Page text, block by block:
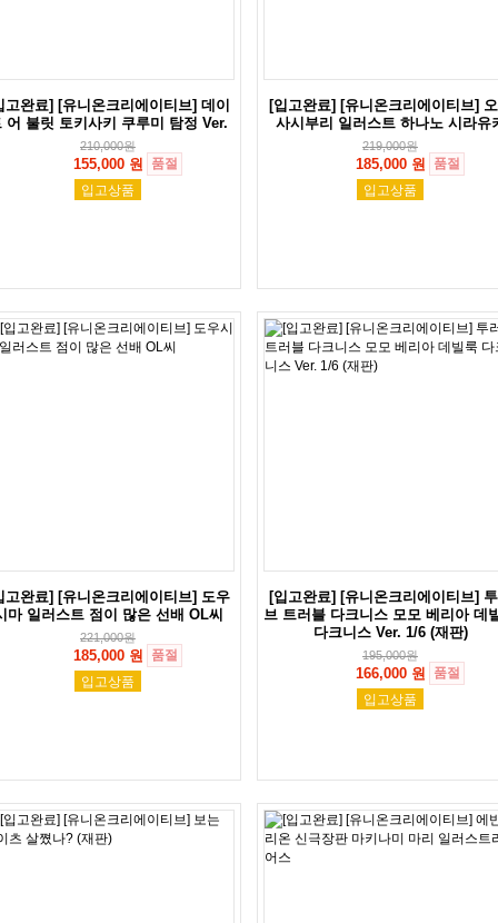
고완료] [유니온크리에이티브] 데이
어 불릿 토키사키 쿠루미 탐정 Ver.
210,000원
155,000 원
품절
입고상품
[입고완료] [유니온크리에이티브]
사시부리 일러스트 하나노 시라유
219,000원
185,000 원
품절
입고상품
고완료] [유니온크리에이티브] 도우
마 일러스트 점이 많은 선배 OL씨
221,000원
185,000 원
품절
입고상품
[입고완료] [유니온크리에이티브]
브 트러블 다크니스 모모 베리아 데
다크니스 Ver. 1/6 (재판)
195,000원
166,000 원
품절
입고상품